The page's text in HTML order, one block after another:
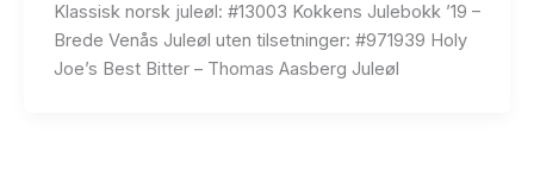
Klassisk norsk juleøl: #13003 Kokkens Julebokk ’19 –
Brede Venås Juleøl uten tilsetninger: #971939 Holy
Joe’s Best Bitter – Thomas Aasberg Juleøl